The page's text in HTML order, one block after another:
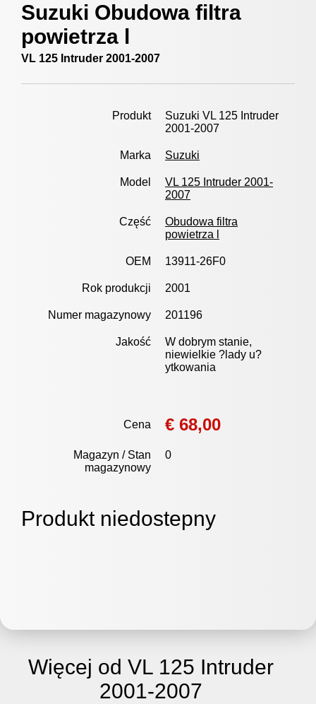
Suzuki Obudowa filtra
powietrza l
VL 125 Intruder 2001-2007
Produkt
Suzuki VL 125 Intruder
2001-2007
Marka Suzuki
Model
VL 125 Intruder 2001-
2007
Część
Obudowa filtra
powietrza l
OEM 13911-26F0
Rok produkcji 2001
Numer magazynowy 201196
Jakość
W dobrym stanie,
niewielkie ?lady u?
ytkowania
Cena € 68,00
Magazyn / Stan
magazynowy
0
Produkt niedostepny
Więcej od VL 125 Intruder
2001-2007